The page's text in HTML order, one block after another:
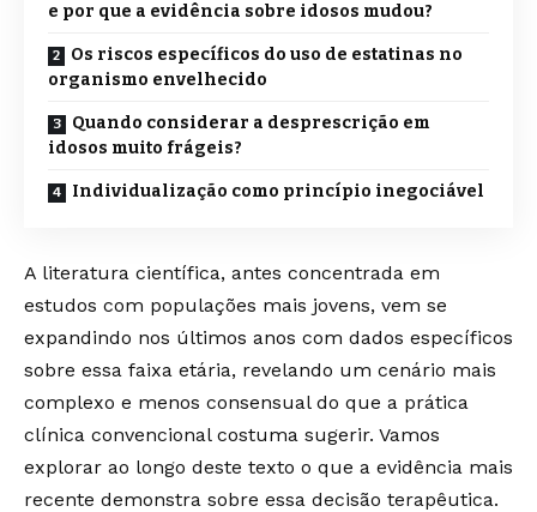
e por que a evidência sobre idosos mudou?
Os riscos específicos do uso de estatinas no
organismo envelhecido
Quando considerar a desprescrição em
idosos muito frágeis?
Individualização como princípio inegociável
A literatura científica, antes concentrada em
estudos com populações mais jovens, vem se
expandindo nos últimos anos com dados específicos
sobre essa faixa etária, revelando um cenário mais
complexo e menos consensual do que a prática
clínica convencional costuma sugerir. Vamos
explorar ao longo deste texto o que a evidência mais
recente demonstra sobre essa decisão terapêutica.